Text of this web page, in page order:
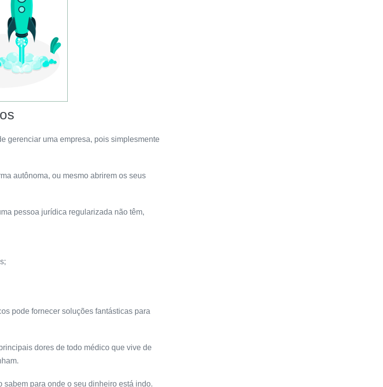
gerenciar uma empresa, pois simplesmente
autônoma, ou mesmo abrirem os seus
pessoa jurídica regularizada não têm,
pode fornecer soluções fantásticas para
dores de todo médico que vive de
para onde o seu dinheiro está indo.